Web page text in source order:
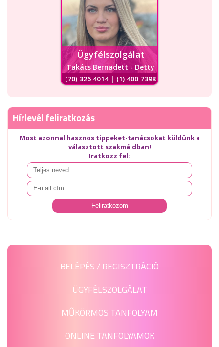
Ügyfélszolgálat
Takács Bernadett - Detty
(70) 326 4014 | (1) 400 7398
Hírlevél feliratkozás
Most azonnal hasznos tippeket-tanácsokat küldünk a
választott szakmáidban!
Iratkozz fel:
BELÉPÉS / REGISZTRÁCIÓ
ÜGYFÉLSZOLGÁLAT
MŰKÖRMÖS TANFOLYAM
ONLINE TANFOLYAMOK